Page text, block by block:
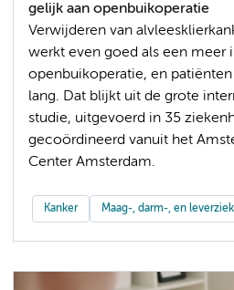
gelijk aan openbuikoperatie
Verwijderen van
werkt even goed als een meer
openbuikoperatie, en
lang. Dat blijkt uit de grote
studie, uitgevoerd in 35
gecoördineerd vanuit het
Center Amsterdam.
Kanker Maag-, darm-, en